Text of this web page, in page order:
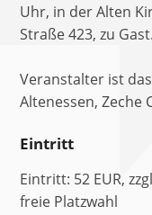
Uhr, in der Alten
Straße 423, zu Gast.
Veranstalter ist
Altenessen, Zeche
Eintritt
Eintritt: 52 EUR,
freie Platzwahl